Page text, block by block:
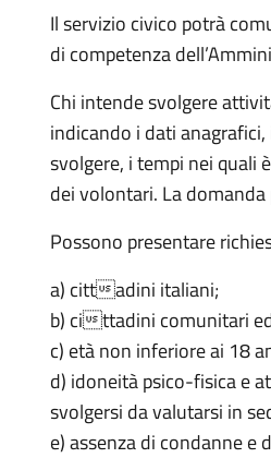
Il servizio civico potrà
di competenza
Chi intende svolgere
indicando i dati
svolgere, i tempi nei quali
dei volontari. La domanda
Possono presentare
a) cittadini italiani;
b) cittadini comunitari
c) età non inferiore ai 18
d) idoneità psico-fisica e
svolgersi da valutarsi in
e) assenza di condanne e